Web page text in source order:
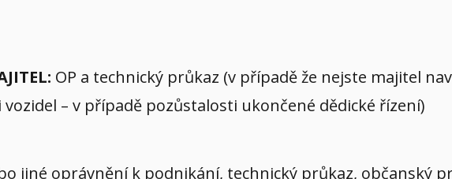
OP a technický průkaz (v případě že nejste majitel
– v případě pozůstalosti ukončené dědické řízení)
jiné oprávnění k podnikání, technický průkaz, občanský